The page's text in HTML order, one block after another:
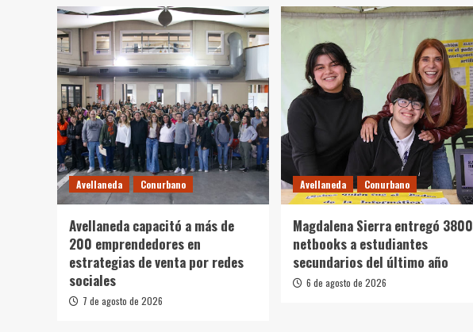
Avellaneda Conurbano
Avellaneda capacitó a más de
200 emprendedores en
estrategias de venta por redes
sociales
7 de agosto de 2026
Avellaneda Conurbano
Magdalena Sierra entregó 3800
netbooks a estudiantes
secundarios del último año
6 de agosto de 2026